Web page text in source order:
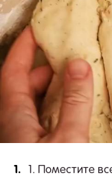
1.
1. Поместите